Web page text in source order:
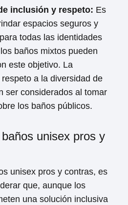
inclusión y respeto: Es
espacios seguros y
todas las identidades
baños mixtos pueden
este objetivo. La
a la diversidad de
ser considerados al tomar
los baños públicos.
unisex pros y
unisex pros y contras, es
que, aunque los
una solución inclusiva